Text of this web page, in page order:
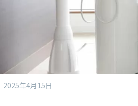
2025年4月15日